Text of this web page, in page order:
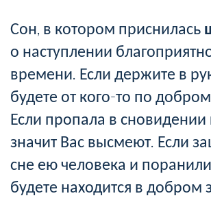
Сон, в котором приснилась
о наступлении
времени. Если держите в
будете от кого-то по
Если пропала в
значит Вас высмеют. Если
сне ею человека и
будете находится в добром